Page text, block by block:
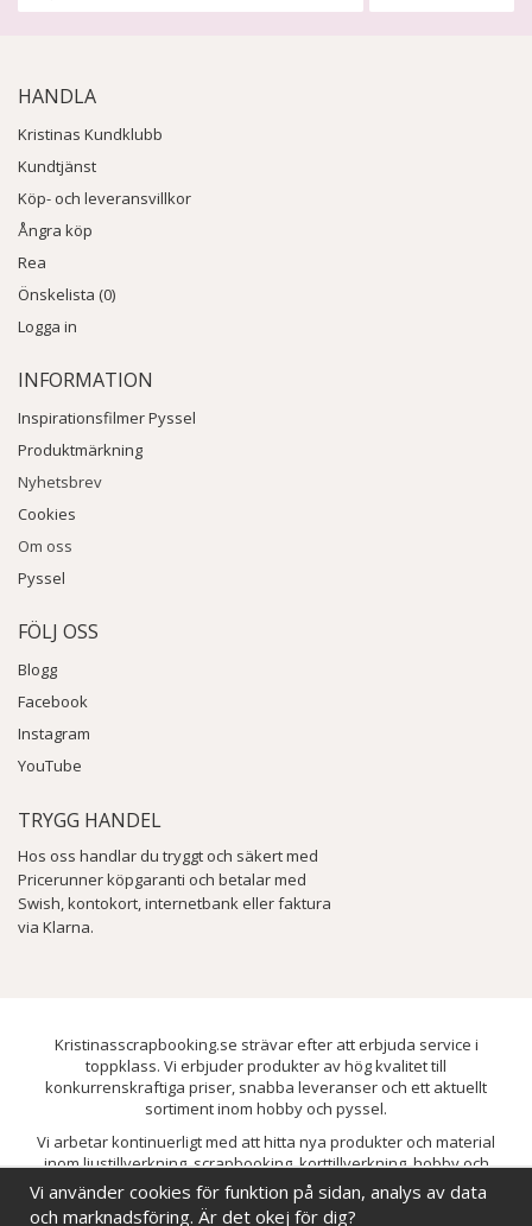
HANDLA
Kristinas Kundklubb
Kundtjänst
Köp- och leveransvillkor
Ångra köp
Rea
Önskelista (0)
Logga in
INFORMATION
Inspirationsfilmer Pyssel
Produktmärkning
Nyhetsbrev
Cookies
Om oss
Pyssel
FÖLJ OSS
Blogg
Facebook
Instagram
YouTube
TRYGG HANDEL
Hos oss handlar du tryggt och säkert med
Pricerunner köpgaranti och betalar med
Swish, kontokort, internetbank eller faktura
via Klarna.
Kristinasscrapbooking.se strävar efter att erbjuda service i
toppklass. Vi erbjuder produkter av hög kvalitet till
konkurrenskraftiga priser, snabba leveranser och ett aktuellt
sortiment inom hobby och pyssel.
Vi arbetar kontinuerligt med att hitta nya produkter och material
inom ljustillverkning, scrapbooking, korttillverkning, hobby och
pyssel. Målet är att bredda sortimentet och löpande förbättra och
utveckla vårt utbud, så att du alltid kan hitta det du behöver hos oss.
Vi använder cookies för funktion på sidan, analys av data
och marknadsföring. Är det okej för dig?